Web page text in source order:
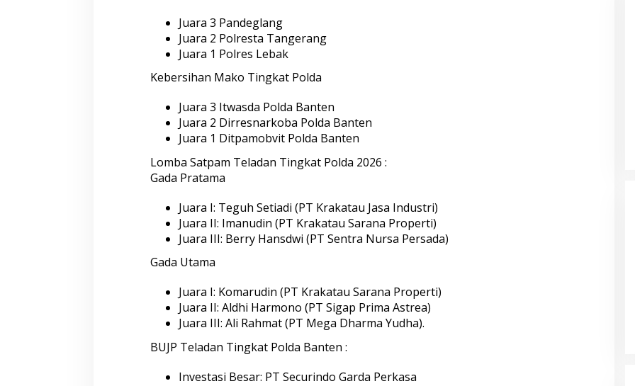
Juara 3 Pandeglang
Juara 2 Polresta Tangerang
Juara 1 Polres Lebak
Kebersihan Mako Tingkat Polda
Juara 3 Itwasda Polda Banten
Juara 2 Dirresnarkoba Polda Banten
Juara 1 Ditpamobvit Polda Banten
Lomba Satpam Teladan Tingkat Polda 2026 :
Gada Pratama
Juara I: Teguh Setiadi (PT Krakatau Jasa Industri)
Juara II: Imanudin (PT Krakatau Sarana Properti)
Juara III: Berry Hansdwi (PT Sentra Nursa Persada)
Gada Utama
Juara I: Komarudin (PT Krakatau Sarana Properti)
Juara II: Aldhi Harmono (PT Sigap Prima Astrea)
Juara III: Ali Rahmat (PT Mega Dharma Yudha).
BUJP Teladan Tingkat Polda Banten :
Investasi Besar: PT Securindo Garda Perkasa